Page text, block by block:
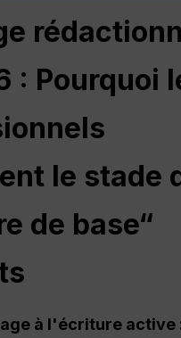
: Pourquoi
le stade
de base“
à l'écriture active